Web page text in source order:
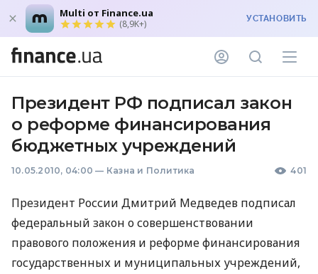
Multi от Finance.ua
(8,9K+) УСТАНОВИТЬ
Президент РФ подписал закон
о реформе финансирования
бюджетных учреждений
10.05.2010, 04:00 — Казна и Политика 401
Президент России Дмитрий Медведев подписал
федеральный закон о совершенствовании
правового положения и реформе финансирования
государственных и муниципальных учреждений,